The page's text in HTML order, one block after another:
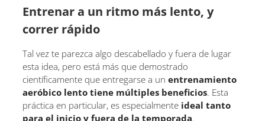
Entrenar a un ritmo más lento, y
correr rápido
Tal vez te parezca algo descabellado y fuera de lugar
esta idea, pero está más que demostrado
científicamente que entregarse a un entrenamiento
aeróbico lento tiene múltiples beneficios. Esta
práctica en particular, es especialmente ideal tanto
para el inicio y fuera de la temporada.